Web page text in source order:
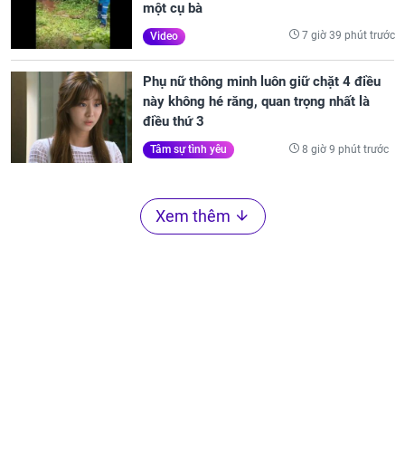
một cụ bà
Video 7 giờ 39 phút trước
Phụ nữ thông minh luôn giữ chặt 4 điều
này không hé răng, quan trọng nhất là
điều thứ 3
Tâm sự tình yêu 8 giờ 9 phút trước
Xem thêm